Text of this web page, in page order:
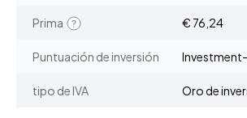
Prima € 76,24
Puntuación de inversión
tipo de IVA Oro de